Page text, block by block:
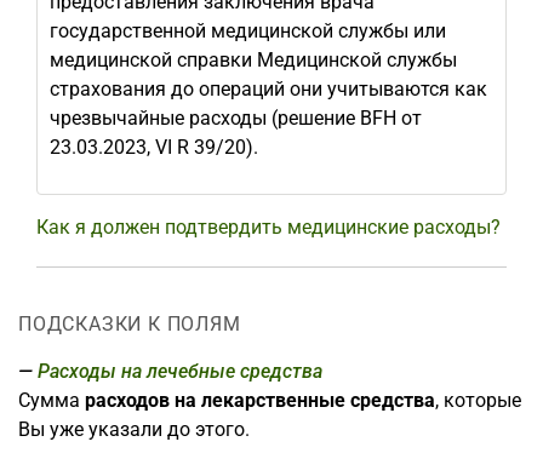
государственной медицинской службы или
медицинской справки Медицинской службы
страхования до операций они учитываются как
чрезвычайные расходы (решение BFH от
23.03.2023, VI R 39/20).
Как я должен подтвердить медицинские расходы?
ПОДСКАЗКИ К ПОЛЯМ
Расходы на лечебные средства
Сумма расходов на лекарственные средства, которые
Вы уже указали до этого.